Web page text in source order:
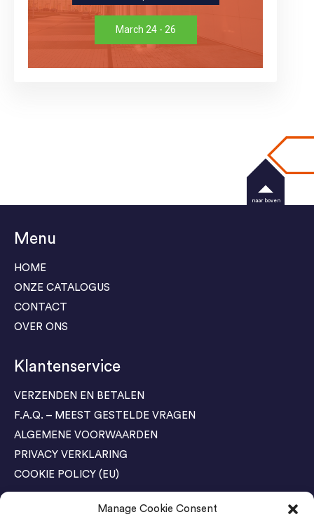
Manage Cookie Consent
March 24 - 26
Menu
HOME
ONZE CATALOGUS
CONTACT
OVER ONS
Klantenservice
VERZENDEN EN BETALEN
F.A.Q. – MEEST GESTELDE VRAGEN
ALGEMENE VOORWAARDEN
PRIVACY VERKLARING
COOKIE POLICY (EU)
Agenda Trade Shows
naar boven